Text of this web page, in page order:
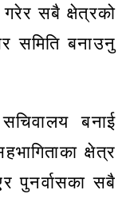
सबै क्षेत्रको
समिति बनाउनु
बनाई
क्षेत्र
पुनर्वासका सबै